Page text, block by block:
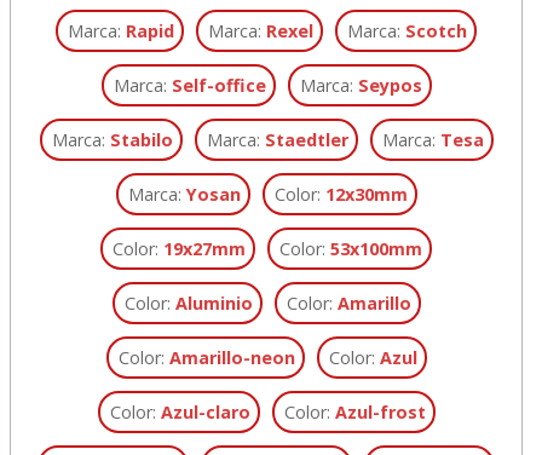
Marca: Rapid Marca: Rexel Marca: Scotch
Marca: Self-office Marca: Seypos
Marca: Stabilo Marca: Staedtler Marca: Tesa
Marca:Yosan Color: 12x30mm
Color: 19x27mm Color:53x100mm
Color: Aluminio Color: Amarillo
Color: Amarillo-neon Color: Azul
Color: Azul-claro Color: Azul-frost